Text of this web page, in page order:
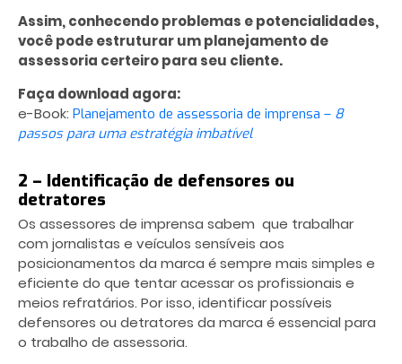
Assim, conhecendo problemas e potencialidades,
você pode estruturar um planejamento de
assessoria certeiro para seu cliente.
Faça download agora:
e-Book: Planejamento de assessoria de imprensa – 8
passos para uma estratégia imbatível
2 – Identificação de defensores ou
detratores
Os assessores de imprensa sabem que trabalhar
com jornalistas e veículos sensíveis aos
posicionamentos da marca é sempre mais simples e
eficiente do que tentar acessar os profissionais e
meios refratários. Por isso, identificar possíveis
defensores ou detratores da marca é essencial para
o trabalho de assessoria.